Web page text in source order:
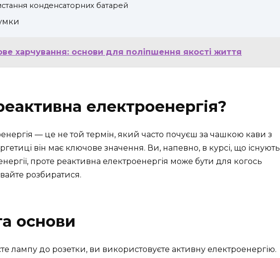
конденсаторних батарей
харчування: основи для поліпшення якості життя
електроенергія?
— це не той термін, який часто почуєш за чашкою кави з
він має ключове значення. Ви, напевно, в курсі, що існують
проте реактивна електроенергія може бути для когось
розбиратися.
основи
лампу до розетки, ви використовуєте активну електроенергію.